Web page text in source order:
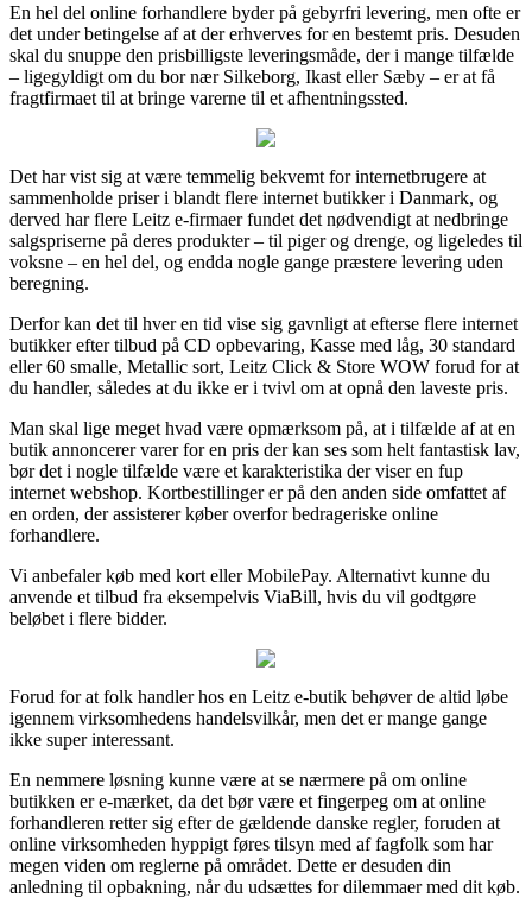
En hel del online forhandlere byder på gebyrfri levering, men ofte er
det under betingelse af at der erhverves for en bestemt pris. Desuden
skal du snuppe den prisbilligste leveringsmåde, der i mange tilfælde
– ligegyldigt om du bor nær Silkeborg, Ikast eller Sæby – er at få
fragtfirmaet til at bringe varerne til et afhentningssted.
Det har vist sig at være temmelig bekvemt for internetbrugere at
sammenholde priser i blandt flere internet butikker i Danmark, og
derved har flere Leitz e-firmaer fundet det nødvendigt at nedbringe
salgspriserne på deres produkter – til piger og drenge, og ligeledes til
voksne – en hel del, og endda nogle gange præstere levering uden
beregning.
Derfor kan det til hver en tid vise sig gavnligt at efterse flere internet
butikker efter tilbud på CD opbevaring, Kasse med låg, 30 standard
eller 60 smalle, Metallic sort, Leitz Click & Store WOW forud for at
du handler, således at du ikke er i tvivl om at opnå den laveste pris.
Man skal lige meget hvad være opmærksom på, at i tilfælde af at en
butik annoncerer varer for en pris der kan ses som helt fantastisk lav,
bør det i nogle tilfælde være et karakteristika der viser en fup
internet webshop. Kortbestillinger er på den anden side omfattet af
en orden, der assisterer køber overfor bedrageriske online
forhandlere.
Vi anbefaler køb med kort eller MobilePay. Alternativt kunne du
anvende et tilbud fra eksempelvis ViaBill, hvis du vil godtgøre
beløbet i flere bidder.
Forud for at folk handler hos en Leitz e-butik behøver de altid løbe
igennem virksomhedens handelsvilkår, men det er mange gange
ikke super interessant.
En nemmere løsning kunne være at se nærmere på om online
butikken er e-mærket, da det bør være et fingerpeg om at online
forhandleren retter sig efter de gældende danske regler, foruden at
online virksomheden hyppigt føres tilsyn med af fagfolk som har
megen viden om reglerne på området. Dette er desuden din
anledning til opbakning, når du udsættes for dilemmaer med dit køb.